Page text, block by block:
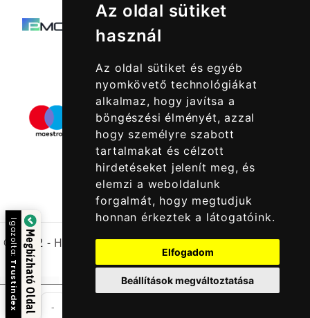
Az oldal sütiket
használ
Az oldal sütiket és egyéb
nyomkövető technológiákat
alkalmaz, hogy javítsa a
böngészési élményét, azzal
hogy személyre szabott
tartalmakat és célzott
hirdetéseket jelenít meg, és
elemzi a weboldalunk
forgalmát, hogy megtudjuk
honnan érkeztek a látogatóink.
Elfogadom
Beállítások megváltoztatása
-
© 2022 - Halcatraz Kft.
Megbízható Oldal
Igazolta:
Trustindex